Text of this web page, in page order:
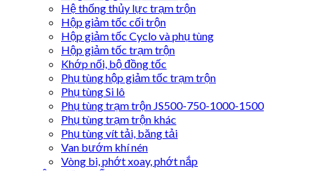
Hệ thống thủy lực trạm trộn
Hộp giảm tốc cối trộn
Hộp giảm tốc Cyclo và phụ tùng
Hộp giảm tốc trạm trộn
Khớp nối, bộ đồng tốc
Phụ tùng hộp giảm tốc trạm trộn
Phụ tùng Si lô
Phụ tùng trạm trộn JS500-750-1000-1500
Phụ tùng trạm trộn khác
Phụ tùng vít tải, băng tải
Van bướm khí nén
Vòng bi, phớt xoay, phớt nắp